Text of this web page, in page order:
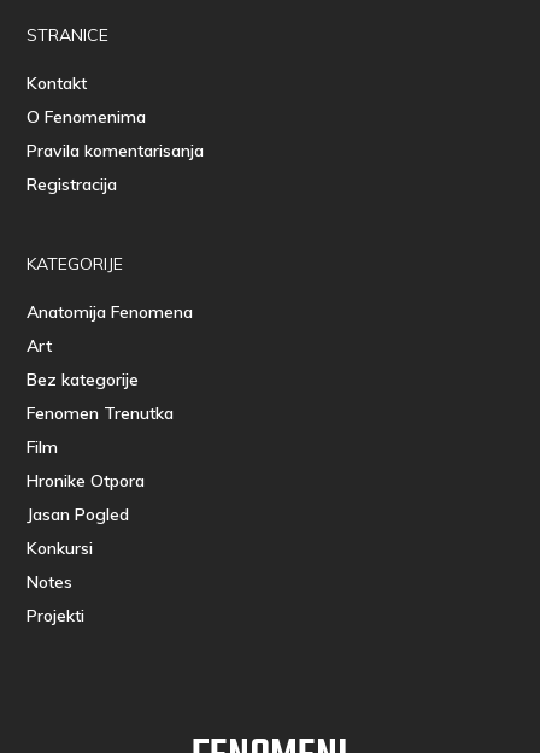
STRANICE
Kontakt
O Fenomenima
Pravila komentarisanja
Registracija
KATEGORIJE
Anatomija Fenomena
Art
Bez kategorije
Fenomen Trenutka
Film
Hronike Otpora
Jasan Pogled
Konkursi
Notes
Projekti